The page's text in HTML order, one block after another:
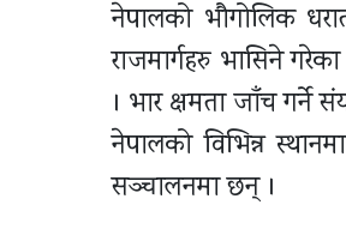
नेपालको भौगोलिक
राजमार्गहरु भासिने
। भार क्षमता जाँच गर्ने
नेपालको विभिन्न
सञ्चालनमा छन् ।